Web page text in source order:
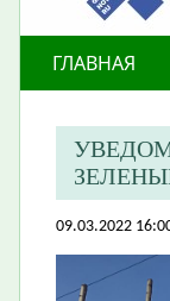
ГЛАВНАЯ
09.03.2022